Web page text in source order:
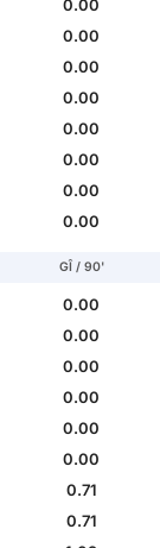
0.00
0.00
0.00
0.00
0.00
0.00
0.00
0.00
GÎ / 90'
0.00
0.00
0.00
0.00
0.00
0.00
0.71
0.71